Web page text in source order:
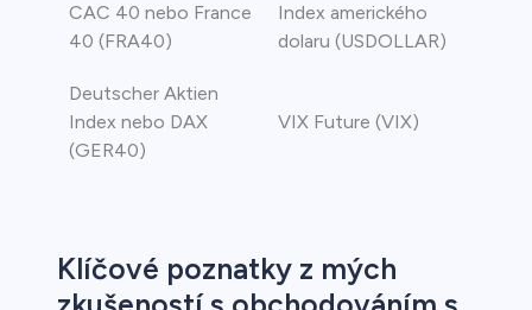
CAC 40 nebo France
40 (FRA40)
Index amerického
dolaru (USDOLLAR)
Deutscher Aktien
Index nebo DAX
(GER40)
VIX Future (VIX)
Klíčové poznatky z mých